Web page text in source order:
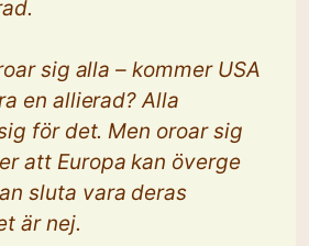
sig alla – kommer USA
en allierad? Alla
för det. Men oroar sig
att Europa kan överge
sluta vara deras
är nej.